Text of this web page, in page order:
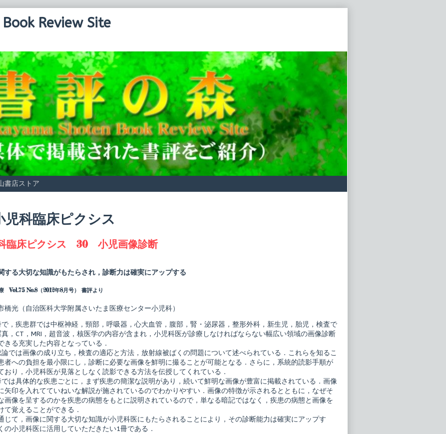
Review Site
書店ストア
児科臨床ピクシス
臨床ピクシス 30 小児画像診断
30
画
像
,
する大切な知識がもたらされ，診断力は確実にアップする
Vol.75 No.8（2012年8月号） 書評より
橋光（自治医科大学附属さいたま医療センター小児科）
，疾患群では中枢神経，頸部，呼吸器，心大血管，腹部，腎・泌尿器，整形外科，新生児，胎児，検査で
真，CT，MRI，超音波，核医学の内容が含まれ，小児科医が診療しなければならない幅広い領域の画像診断
きる充実した内容となっている．
では画像の成り立ち，検査の適応と方法，放射線被ばくの問題について述べられている．これらを知るこ
者への負担を最小限にし，診断に必要な画像を鮮明に撮ることが可能となる．さらに，系統的読影手順が
おり，小児科医が見落としなく読影できる方法を伝授してくれている．
では具体的な疾患ごとに，まず疾患の簡潔な説明があり，続いて鮮明な画像が豊富に掲載されている．画像
矢印を入れてていねいな解説が施されているのでわかりやすい．画像の特徴が示されるとともに，なぜそ
画像を呈するのかを疾患の病態をもとに説明されているので，単なる暗記ではなく，疾患の病態と画像を
て覚えることができる．
じて，画像に関する大切な知識が小児科医にもたらされることにより，その診断能力は確実にアップす
の小児科医に活用していただきたい1冊である．